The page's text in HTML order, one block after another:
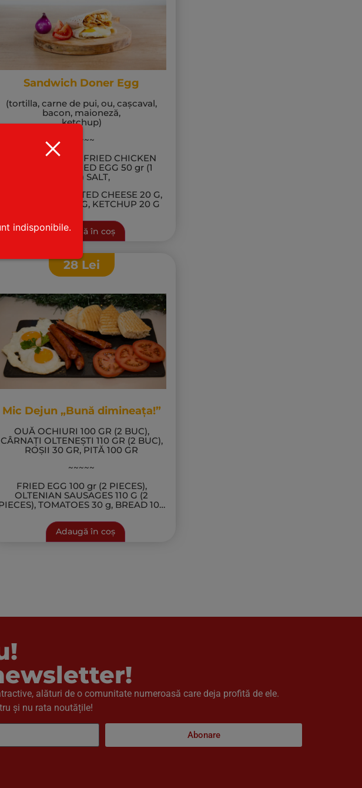
Sandwich Doner Egg
(tortilla, carne de pui, ou, cașcaval,
bacon, maioneză,
ketchup)
~~~~~
TORTILLAS 65 G, FRIED CHICKEN
MEAT* 30 G , FRIED EGG 50 gr (1
PIECE) SALT,
BACON 20 G, MELTED CHEESE 20 G,
MAYONNAISE 20 G, KETCHUP 20 G
Adaugă în coș
28 Lei
Mic Dejun „Bună dimineața!”
OUĂ OCHIURI 100 GR (2 BUC),
CÂRNAȚI OLTENEȘTI 110 GR (2 BUC),
ROȘII 30 GR, PITĂ 100 GR
~~~~~
FRIED EGG 100 gr (2 PIECES),
OLTENIAN SAUSAGES 110 G (2
TOMATOES 30 g, BREAD 100
Adaugă în coș
alături de o comunitate numeroasă care deja profită de ele.
și nu rata noutățile!
Abonare
indisponibile.